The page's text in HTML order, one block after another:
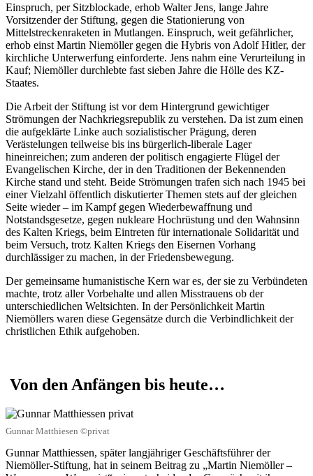
Einspruch, per Sitzblockade, erhob Walter Jens, lange Jahre
Vorsitzender der Stiftung, gegen die Stationierung von
Mittelstreckenraketen in Mutlangen. Einspruch, weit gefährlicher,
erhob einst Martin Niemöller gegen die Hybris von Adolf Hitler, der
kirchliche Unterwerfung einforderte. Jens nahm eine Verurteilung in
Kauf; Niemöller durchlebte fast sieben Jahre die Hölle des KZ-
Staates.
Die Arbeit der Stiftung ist vor dem Hintergrund gewichtiger
Strömungen der Nachkriegsrepublik zu verstehen. Da ist zum einen
die aufgeklärte Linke auch sozialistischer Prägung, deren
Verästelungen teilweise bis ins bürgerlich-liberale Lager
hineinreichen; zum anderen der politisch engagierte Flügel der
Evangelischen Kirche, der in den Traditionen der Bekennenden
Kirche stand und steht. Beide Strömungen trafen sich nach 1945 bei
einer Vielzahl öffentlich diskutierter Themen stets auf der gleichen
Seite wieder – im Kampf gegen Wiederbewaffnung und
Notstandsgesetze, gegen nukleare Hochrüstung und den Wahnsinn
des Kalten Kriegs, beim Eintreten für internationale Solidarität und
beim Versuch, trotz Kalten Kriegs den Eisernen Vorhang
durchlässiger zu machen, in der Friedensbewegung.
Der gemeinsame humanistische Kern war es, der sie zu Verbündeten
machte, trotz aller Vorbehalte und allen Misstrauens ob der
unterschiedlichen Weltsichten. In der Persönlichkeit Martin
Niemöllers waren diese Gegensätze durch die Verbindlichkeit der
christlichen Ethik aufgehoben.
Von den Anfängen bis heute…
Gunnar Matthiesen ©privat
Gunnar Matthiessen, später langjähriger Geschäftsführer der
Niemöller-Stiftung, hat in seinem Beitrag zu „Martin Niemöller –